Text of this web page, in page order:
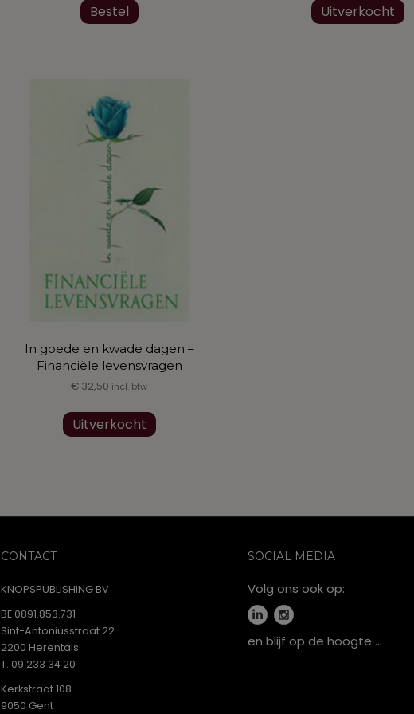
Bestel Uitverkocht
In goede en kwade dagen –
Financiële levensvragen
€ 32,50 incl. btw
Uitverkocht
CONTACT
KNOPSPUBLISHING BV
BE 0891.853.731
Sint-Antoniusstraat 22
2200 Herentals
T. 09 233 34 20
Kerkstraat 108
9050 Gent
SOCIAL MEDIA
Volg ons ook op:
en blijf op de hoogte …